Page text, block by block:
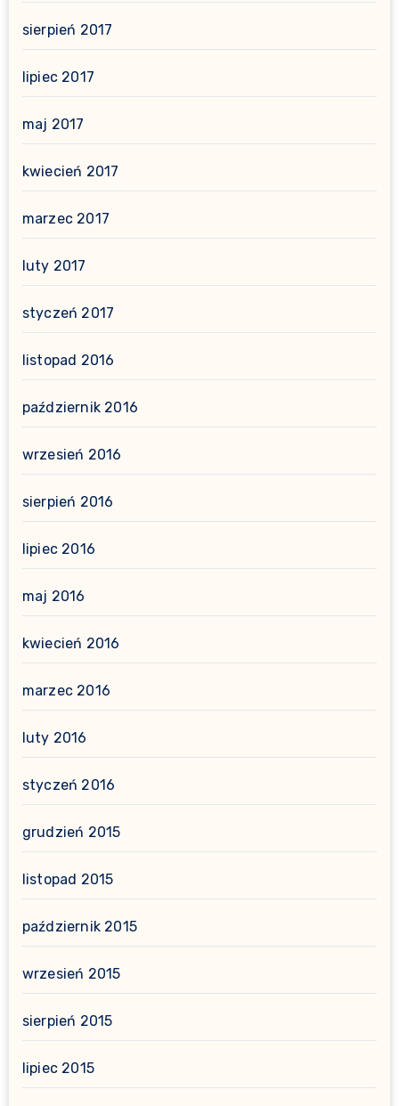
sierpień 2017
lipiec 2017
maj 2017
kwiecień 2017
marzec 2017
luty 2017
styczeń 2017
listopad 2016
październik 2016
wrzesień 2016
sierpień 2016
lipiec 2016
maj 2016
kwiecień 2016
marzec 2016
luty 2016
styczeń 2016
grudzień 2015
listopad 2015
październik 2015
wrzesień 2015
sierpień 2015
lipiec 2015